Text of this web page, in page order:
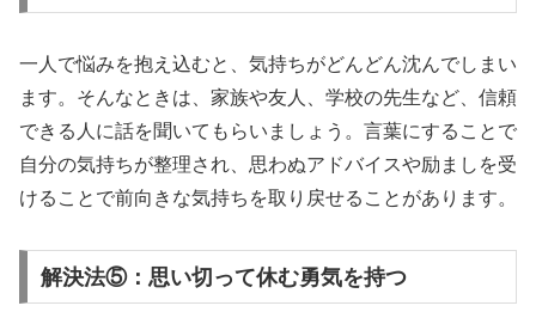
一人で悩みを抱え込むと、気持ちがどんどん沈んでしまい
ます。そんなときは、家族や友人、学校の先生など、信頼
できる人に話を聞いてもらいましょう。言葉にすることで
自分の気持ちが整理され、思わぬアドバイスや励ましを受
けることで前向きな気持ちを取り戻せることがあります。
解決法⑤：思い切って休む勇気を持つ